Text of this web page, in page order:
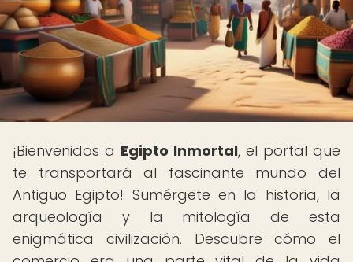
¡Bienvenidos a Egipto Inmortal, el portal que
te transportará al fascinante mundo del
Antiguo Egipto! Sumérgete en la historia, la
arqueología y la mitología de esta
enigmática civilización. Descubre cómo el